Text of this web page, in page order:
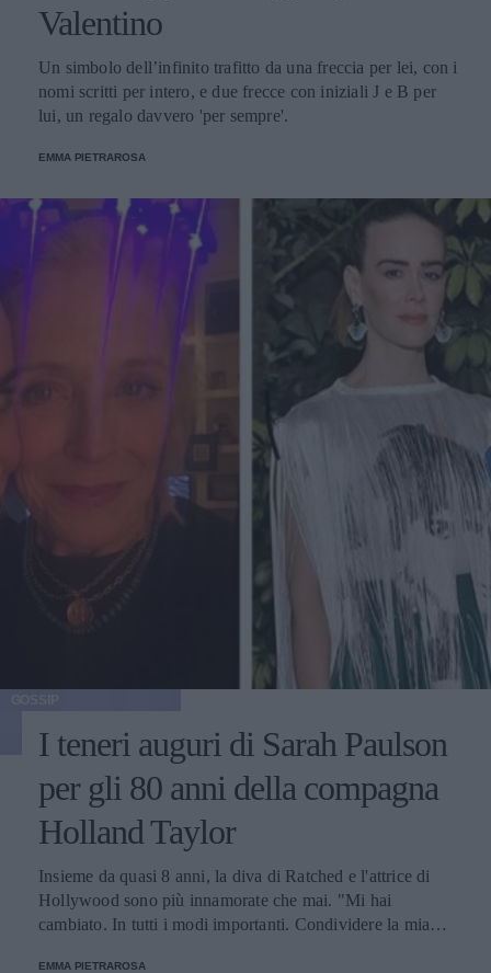
Valentino
Un simbolo dell’infinito trafitto da una freccia per lei, con i
nomi scritti per intero, e due frecce con iniziali J e B per
lui, un regalo davvero 'per sempre'.
EMMA PIETRAROSA
I teneri auguri di Sarah Paulson
per gli 80 anni della compagna
Holland Taylor
Insieme da quasi 8 anni, la diva di Ratched e l'attrice di
Hollywood sono più innamorate che mai. "Mi hai
cambiato. In tutti i modi importanti. Condividere la mia
EMMA PIETRAROSA